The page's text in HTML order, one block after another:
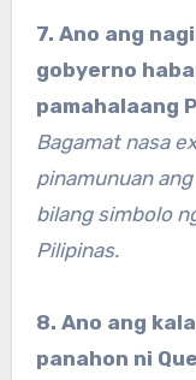
7. Ano ang
gobyerno
pamahalaang
Bagamat nasa
pinamunuan
bilang simbolo
Pilipinas.
8. Ano ang
panahon ni